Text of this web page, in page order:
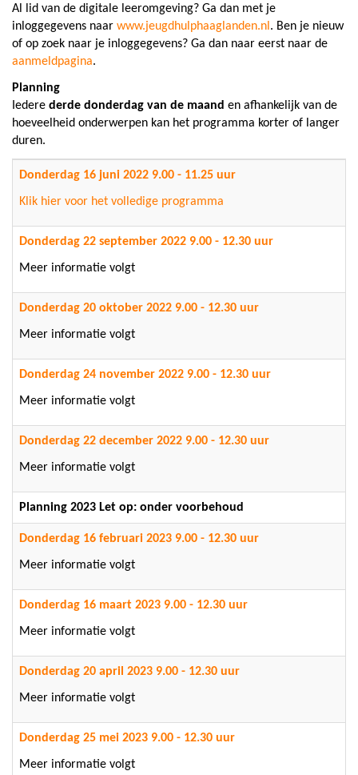
A
lid van de digitale leeromgeving? Ga dan met je
inloggegevens naar www.jeugdhulphaaglanden.nl . Ben je nieuw
of op zoek naar je inloggegevens? Ga dan naar eerst naar de
aanmeldpagina.
Planning
Iedere derde donderdag van de maand en afhankelijk van de
hoeveelheid onderwerpen kan het programma korter of langer
duren.
Donderdag 16 juni 2022 9.00 - 11.25 uur
Klik hier voor het volledige programma
Donderdag 22 september 2022 9.00 - 12.30 uur
Meer informatie volgt
Donderdag 20 oktober 2022 9.00 - 12.30 uur
Meer informatie volgt
Donderdag 24 november 2022 9.00 - 12.30 uur
Meer informatie volgt
Donderdag 22 december 2022 9.00 - 12.30 uur
Meer informatie volgt
Planning 2023 Let op: onder voorbehoud
Donderdag 16 februari 2023 9.00 - 12.30 uur
Meer informatie volgt
Donderdag 16 maart 2023 9.00 - 12.30 uur
Meer informatie volgt
Donderdag 20 april 2023 9.00 - 12.30 uur
Meer informatie volgt
Donderdag 25 mei 2023 9.00 - 12.30 uur
Meer informatie volgt